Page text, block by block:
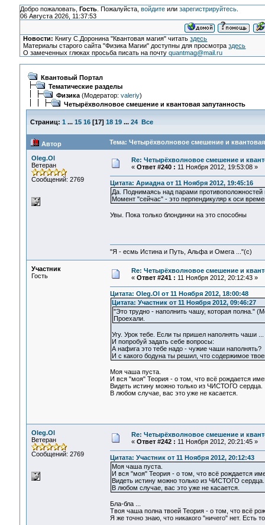
Добро пожаловать, Гость. Пожалуйста, войдитеили зарегистрируйтесь.
06 Августа 2026, 11:37:53
Новости: Книгу С.Доронина "Квантовая магия" читатьздесь
Материалы старого сайта "Физика Магии" доступны для просмотраздесь
О замеченных глюках просьба писать на почтуquantmag@mail.ru
Квантовый Портал
Тематические разделы
Физика(Модератор: valeriy)
Четырёхволновое смешение и квантовая запутанность
Страниц: 1 ... 15 16[17] 18 19 ... 24 Все
Автор Тема: Четырёхволновое смешение и
Oleg.Ol
Ветеран
Сообщений: 2769
Re: Четырёхволновое смешение и
« Ответ #240 : 11 Ноября 2012, 19:53:08 »
Цитата: Ариадна от 11 Ноября 2012, 19:45:16
Да. Поднимаясь над парами
Момент "сейчас" - это перпендикуляр к оси
Увы. Пока только блондинки на это способны
"Я - есмь Истина и Путь, Альфа и Омега ..."(с)
Участник
Гость
Re: Четырёхволновое смешение и
« Ответ #241 : 11 Ноября 2012, 20:12:43 »
Цитата: Oleg.Ol от 11 Ноября 2012, 18:00:48
Цитата: Участник от 11 Ноября 2012, 09:46:27
"Это трудно - наполнить чашу, которая полна."
Проехали.
Угу. Урок тебе. Если ты пришел наполнять чаши
И попробуй задать себе вопросы:
А нафига это тебе надо - чужие чаши наполнять?
И с какого бодуна ты решил, что содержимое
Моя чаша пуста.
И вся "моя" Теория - о том, что всё рождается
Видеть истину можно только из ЧИСТОГО сердца.
В любом случае, вас это уже не касается.
Oleg.Ol
Ветеран
Сообщений: 2769
Re: Четырёхволновое смешение и
« Ответ #242 : 11 Ноября 2012, 20:21:45 »
Цитата: Участник от 11 Ноября 2012, 20:12:43
Моя чаша пуста.
И вся "моя" Теория - о том, что всё рождается
Видеть истину можно только из ЧИСТОГО сердца.
В любом случае, вас это уже не касается.
Бла-бла ...
Твоя чаша полна твоей Теория - о том, что всё
Я же точно знаю, что никакого "ничего" нет. Есть